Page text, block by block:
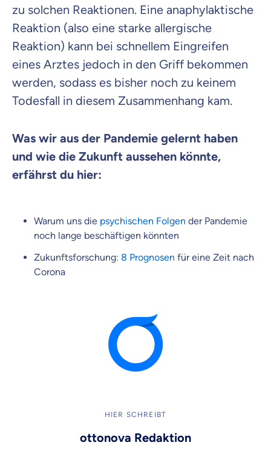
zu solchen Reaktionen. Eine anaphylaktische
Reaktion (also eine starke allergische
Reaktion) kann bei schnellem Eingreifen
eines Arztes jedoch in den Griff bekommen
werden, sodass es bisher noch zu keinem
Todesfall in diesem Zusammenhang kam.
Was wir aus der Pandemie gelernt haben
und wie die Zukunft aussehen könnte,
erfährst du hier:
Warum uns die psychischen Folgen der Pandemie
noch lange beschäftigen könnten
Zukunftsforschung: 8 Prognosen für eine Zeit nach
Corona
HIER SCHREIBT
ottonova Redaktion